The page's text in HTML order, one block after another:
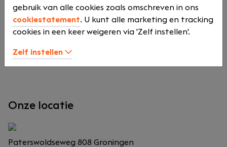
Binnen Brisk ICT staan samenwerking,
klantgerichtheid en persoonlijke ontwikkeling
centraal. Je komt terecht in een betrokken en
informeel team waarin veel ruimte is voor eigen
initiatief, kennisdeling en professionele groei.
Onze locatie
Paterswoldseweg 808 Groningen
gebruik van alle cookies zoals omschreven in ons
cookiestatement. U kunt alle marketing en tracking
cookies in een keer weigeren via 'Zelf instellen'.
Zelf instellen